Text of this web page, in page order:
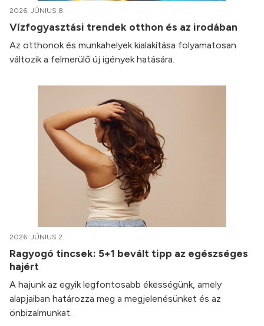
2026. JÚNIUS 8.
Vízfogyasztási trendek otthon és az irodában
Az otthonok és munkahelyek kialakítása folyamatosan
változik a felmerülő új igények hatására.
2026. JÚNIUS 2.
Ragyogó tincsek: 5+1 bevált tipp az egészséges
hajért
A hajunk az egyik legfontosabb ékességünk, amely
alapjaiban határozza meg a megjelenésünket és az
önbizalmunkat.